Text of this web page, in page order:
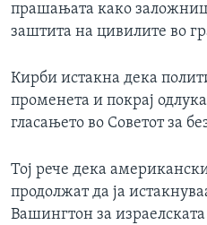
прашањата како
заштита на цивилите во
Кирби истакна дека
променета и покрај
гласањето во Советот за
Тој рече дека
продолжат да ја
Вашингтон за